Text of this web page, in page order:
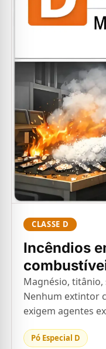
CLASSE D
Incêndios
Magnésio,
Nenhum extintor
exigem agentes
Pó Especial D